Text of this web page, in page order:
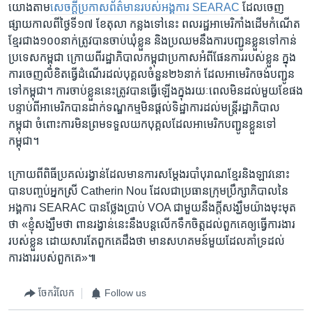
យោង​តាម​សេចក្តីប្រកាស​ព័ត៌មាន​របស់​អង្គការ SEARAC ដែល​ចេញ​
ផ្សាយ​កាល​ពី​ថ្ងៃ​ទី​១៧ ខែ​តុលា កន្លង​ទៅ​នេះ ពលរដ្ឋ​អាមេរិកាំង​ដើម​កំណើត​
ខ្មែរ​ជាង​១០០​នាក់​ត្រូវ​បាន​ចាប់​ឃុំ​ខ្លួន និង​ប្រឈម​នឹង​ការ​បញ្ជូន​ខ្លួន​ទៅ​កាន់​
ប្រទេស​កម្ពុជា ក្រោយ​ពី​រដ្ឋាភិបាល​កម្ពុជា​ប្រកាស​អំពី​ផែនការ​របស់​ខ្លួន ក្នុង​
ការ​ចេញ​លិខិត​ធ្វើ​ដំណើរ​ដល់​បុគ្គល​ចំនួន​២៦​នាក់ ដែល​អាមេរិក​ចង់​បញ្ជូន​
ទៅ​កម្ពុជា​។ ការ​ចាប់​ខ្លួន​នេះ​ត្រូវ​បាន​ធ្វើ​ឡើង​ក្នុង​រយៈពេល​មិន​ដល់​មួយ​ខែ​ផង
បន្ទាប់​ពី​អាមេរិក​បាន​ដាក់​ទណ្ឌកម្ម​មិន​ផ្តល់​ទិដ្ឋាការ​ដល់​មន្ត្រី​រដ្ឋាភិបាល​
កម្ពុជា ចំពោះ​ការ​មិន​ព្រម​ទទួល​យក​បុគ្គល​ដែល​អាមេរិក​បញ្ជូន​ខ្លួន​ទៅ​
កម្ពុជា។​
ក្រោយ​ពី​ពិធី​ប្រគល់​រង្វាន់​ដែល​មាន​ការ​សម្តែង​របាំ​បុរាណ​ខ្មែរ​និង​ឡាវ​នោះ​
បាន​បញ្ចប់​អ្នកស្រី Catherin Nou ដែល​ជា​ប្រធាន​ក្រុមប្រឹក្សាភិបាល​នៃ​
អង្គការ SEARAC បាន​ថ្លែង​ប្រាប់ VOA ជាមួយ​នឹង​ក្តី​សង្ឃឹម​យ៉ាង​មុះមុត​
ថា «ខ្ញុំ​សង្ឃឹម​ថា ពានរង្វាន់​នេះ​នឹង​បន្ត​លើក​ទឹកចិត្ត​ដល់​ពួកគេ​ឲ្យ​ធ្វើ​ការងារ​
របស់​ខ្លួន ដោយសារ​តែ​ពួកគេ​ដឹង​ថា មាន​សហគមន៍​មួយ​ដែល​គាំទ្រ​ដល់​
ការងារ​របស់​ពួកគេ»៕
ចែករំលែក Follow us